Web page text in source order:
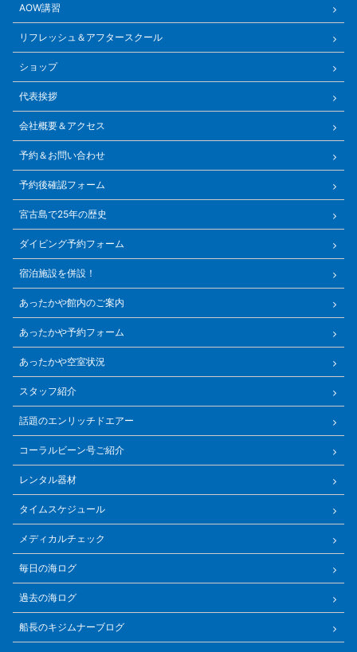
AOW講習
リフレッシュ＆アフタースクール
ショップ
代表挨拶
会社概要＆アクセス
予約＆お問い合わせ
予約後確認フォーム
宮古島で25年の歴史
ダイビング予約フォーム
宿泊施設を併設！
あったかや館内のご案内
あったかや予約フォーム
あったかや空室状況
スタッフ紹介
話題のエンリッチドエアー
コーラルビーン号ご紹介
レンタル器材
タイムスケジュール
メディカルチェック
毎日の海ログ
過去の海ログ
船長のキジムナーブログ